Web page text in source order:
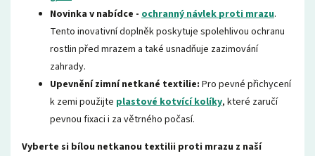
Novinka v nabídce - ochranný návlek proti mrazu.
Tento inovativní doplněk poskytuje spolehlivou ochranu
rostlin před mrazem a také usnadňuje zazimování
zahrady.
Upevnění zimní netkané textilie: Pro pevné přichycení
k zemi použijte plastové kotvící kolíky, které zaručí
pevnou fixaci i za větrného počasí.
Vyberte si bílou netkanou textilii proti mrazu z naší